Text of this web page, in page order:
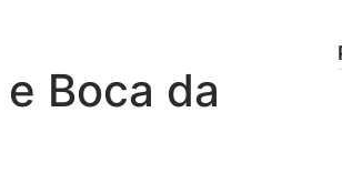
Boca da